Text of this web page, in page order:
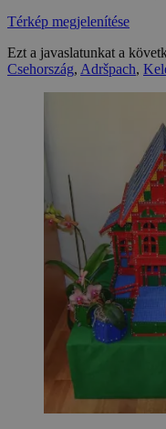
Térkép megjelenítése
Ezt a javaslatunkat a
Csehország, Adršpach,